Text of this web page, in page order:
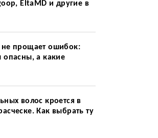
EltaMD и другие в
прощает ошибок:
опасны, а какие
волос кроется в
Как выбрать ту